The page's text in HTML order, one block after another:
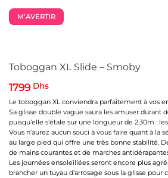
Toboggan XL Slide – Smoby
1799 Dhs
Le toboggan XL conviendra parfaitement à vos
Sa glisse double vague saura les amuser durant
puisqu’elle s’étale sur une longueur de 2.30m :
Vous n’aurez aucun souci à vous faire quant à la
au large pied qui offre une très bonne stabilité.
de mains courantes et de marches
Les journées ensoleillées seront encore plus
brancher un tuyau d’arrosage sous la glisse pour
M’AVERTIR